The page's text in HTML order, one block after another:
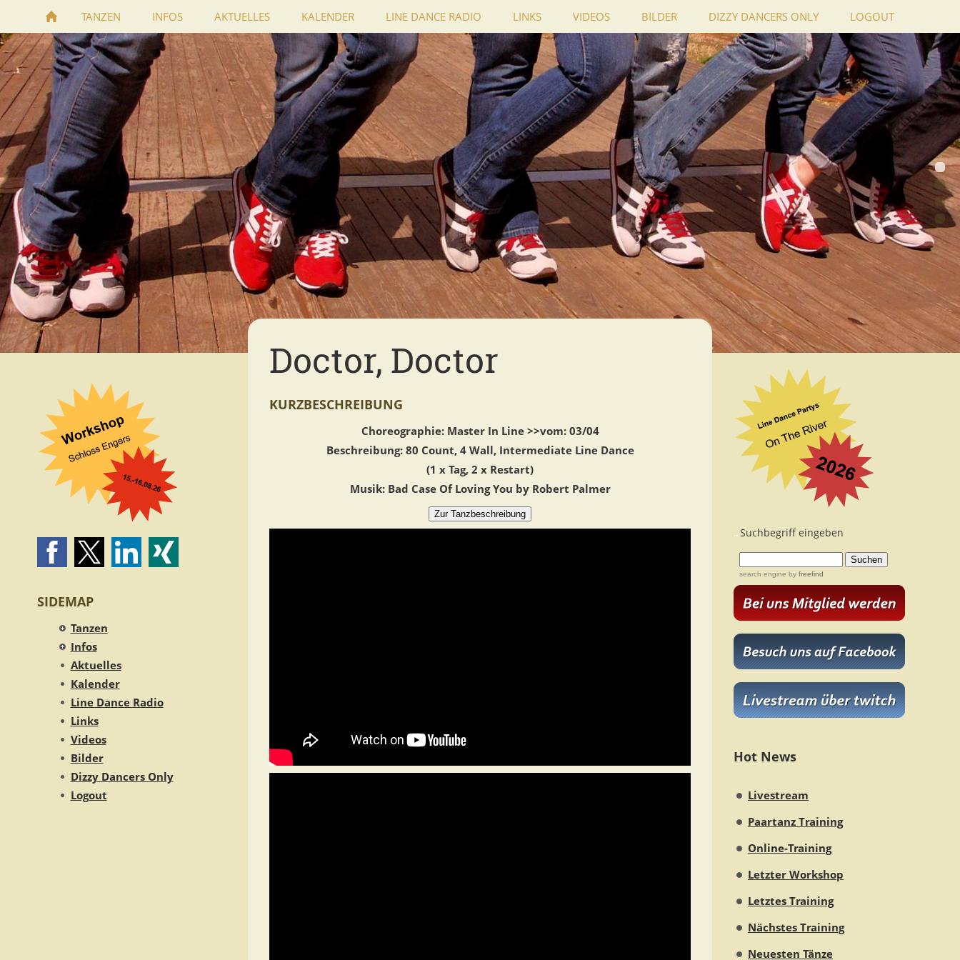
TANZEN INFOS AKTUELLES KALENDER LINE DANCE RADIO LINKS VIDEOS BILDER DIZZY DANCERS ONLY LOGOUT
SIDEMAP
Tanzen
Infos
Aktuelles
Kalender
Line Dance Radio
Links
Videos
Bilder
Dizzy Dancers Only
Logout
Doctor, Doctor
KURZBESCHREIBUNG
Choreographie: Master In Line >>vom: 03/04
Beschreibung: 80 Count, 4 Wall, Intermediate Line Dance
(1 x Tag, 2 x Restart)
Musik: Bad Case Of Loving You by Robert Palmer
...Suchbegriff eingeben
search engine by freefind
Hot News
Livestream
Paartanz Training
Online-Training
Letzter Workshop
Letztes Training
Nächstes Training
Neuesten Tänze